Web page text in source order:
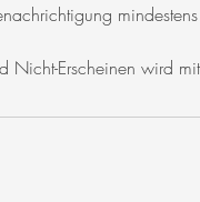
Nicht-Erscheinen wird